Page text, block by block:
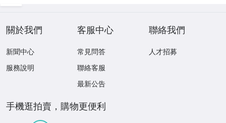
關於我們
新聞中心
服務說明
客服中心
常見問答
聯絡客服
最新公告
聯絡我們
人才招募
手機逛拍賣，購物更便利